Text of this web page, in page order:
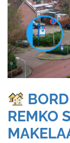
REMKO